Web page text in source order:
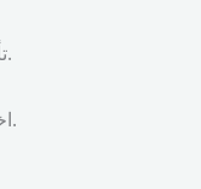
تأكد من نوع جهازك (سيناتور – تايجر – وغيره).
اختر مدة اشتراك مناسبة لك (6 شهور أو سنة).